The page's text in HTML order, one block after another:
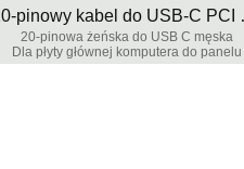
20-
20-pinowa żeńska do USB C męska
Dla płyty głównej komputera do panelu